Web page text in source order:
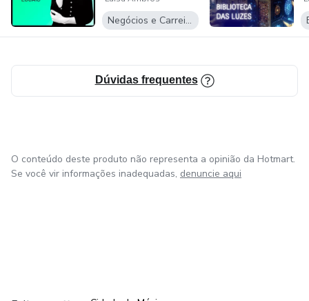
Negócios e Carreira
Dúvidas frequentes
O conteúdo deste produto não representa a opinião da Hotmart.
Se você vir informações inadequadas, denuncie aqui